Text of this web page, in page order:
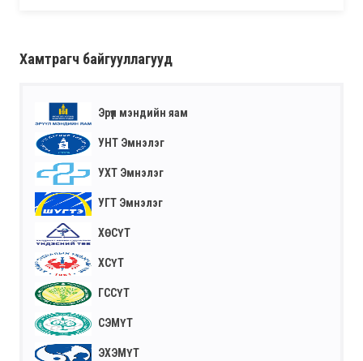
Хамтрагч байгууллагууд
Эрүүл мэндийн яам
УНТ Эмнэлэг
УХТ Эмнэлэг
УГТ Эмнэлэг
ХӨСҮТ
ХСҮТ
ГССҮТ
СЭМҮТ
ЭХЭМҮТ